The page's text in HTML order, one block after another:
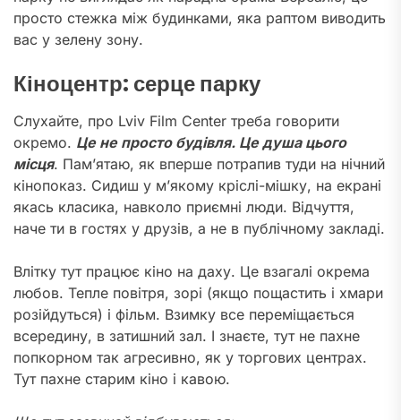
просто стежка між будинками, яка раптом виводить
вас у зелену зону.
Кіноцентр: серце парку
Слухайте, про Lviv Film Center треба говорити
окремо. Це не просто будівля. Це душа цього
місця. Пам’ятаю, як вперше потрапив туди на нічний
кінопоказ. Сидиш у м’якому кріслі-мішку, на екрані
якась класика, навколо приємні люди. Відчуття,
наче ти в гостях у друзів, а не в публічному закладі.
Влітку тут працює кіно на даху. Це взагалі окрема
любов. Тепле повітря, зорі (якщо пощастить і хмари
розійдуться) і фільм. Взимку все переміщається
всередину, в затишний зал. І знаєте, тут не пахне
попкорном так агресивно, як у торгових центрах.
Тут пахне старим кіно і кавою.